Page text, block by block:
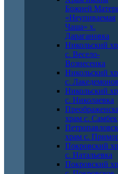
Божией
«Неупиваемая
Чаша» х.
Дарагановка
Никольский
с. Весело-
Вознесенка
Никольский
с.
Никольский
с. Николаевка
храм с. Самбек
храм с.
Покровский
с. Натальевка
Покровский